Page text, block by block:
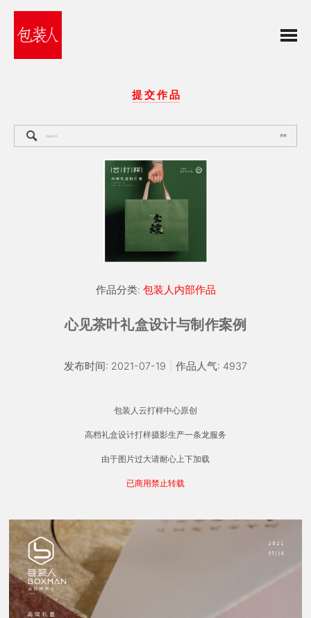
提 交 作 品
搜索
作品分类: 包装人内部作品
心见茶叶礼盒设计与制作案例
发布时间: 2021-07-19 作品人气: 4937
包装人云打样中心原创
高档礼盒设计打样摄影生产一条龙服务
由于图片过大请耐心上下加载
已商用禁止转载